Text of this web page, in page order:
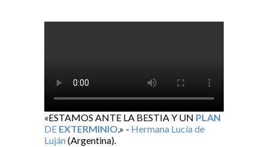
«ESTAMOS ANTE LA BESTIA Y UN PLAN
DE EXTERMINIO.» - Hermana Lucía de
Luján(Argentina).